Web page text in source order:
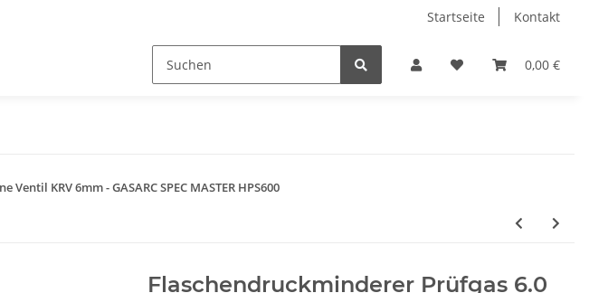
Startseite Kontakt
0,00 €
KRV 6mm - GASARC SPEC MASTER HPS600
Flaschendruckminderer Prüfgas 6.0